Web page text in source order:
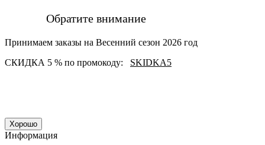
Обратите внимание
Принимаем заказы на Весенний сезон 2026 год
СКИДКА 5 % по промокоду: SKIDKA5
Хорошо
Информация